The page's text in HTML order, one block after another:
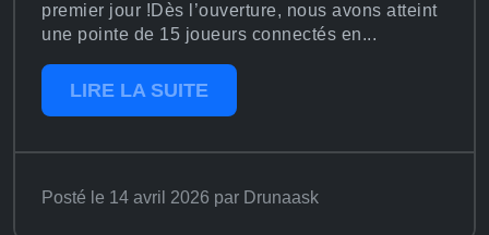
premier jour !Dès l’ouverture, nous avons atteint
une pointe de 15 joueurs connectés en...
LIRE LA SUITE
Posté le 14 avril 2026 par Drunaask